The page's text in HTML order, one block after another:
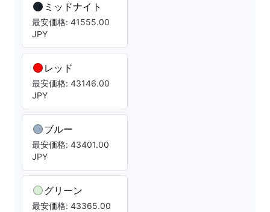
ミッドナイト
最安価格: 41555.00
JPY
レッド
最安価格: 43146.00
JPY
ブルー
最安価格: 43401.00
JPY
グリーン
最安価格: 43365.00